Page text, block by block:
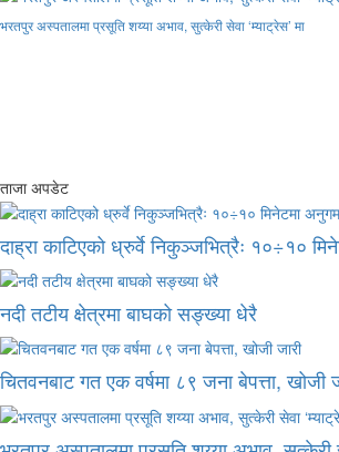
भरतपुर अस्पतालमा प्रसूति शय्या अभाव, सुत्केरी सेवा ‘म्याट्रेस’ मा
ताजा अपडेट
दाह्रा काटिएको ध्रुर्वे निकुञ्जभित्रैः १०÷१०
नदी तटीय क्षेत्रमा बाघको सङ्ख्या धेरै
चितवनबाट गत एक वर्षमा ८९ जना बेपत्ता, खोजी